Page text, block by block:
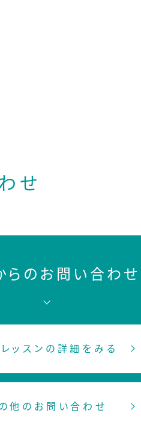
せ
らのお問い合わせ
ッスンの詳細をみる
他のお問い合わせ